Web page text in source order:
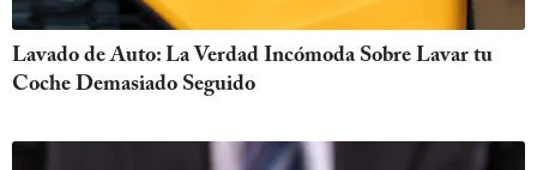
Lavado de Auto: La Verdad Incómoda Sobre Lavar tu
Coche Demasiado Seguido